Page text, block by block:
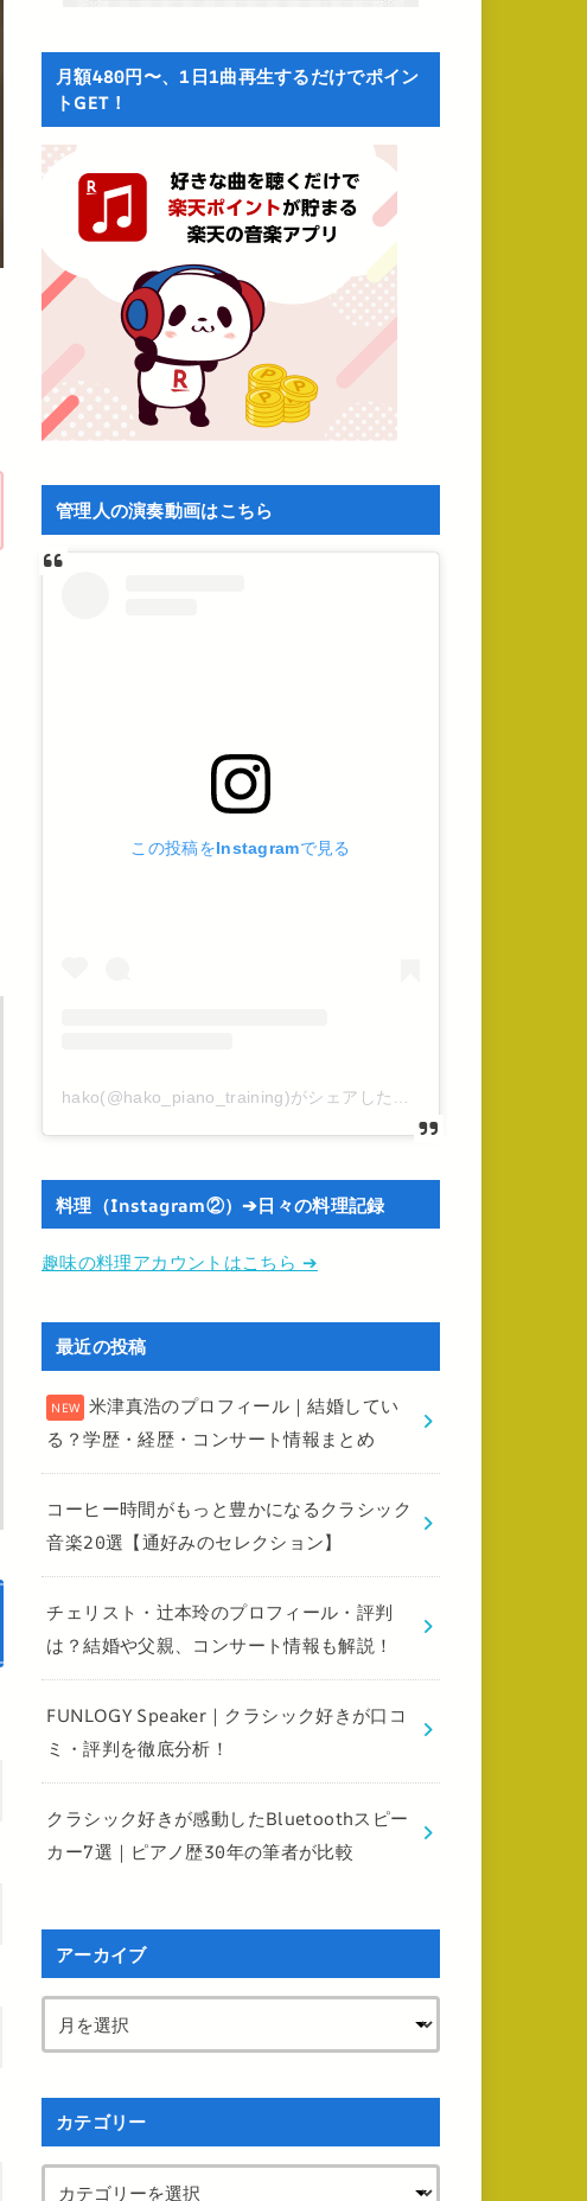
月額480円〜、1日1曲再生するだけでポイン
トGET！
管理人の演奏動画はこちら
この投稿をInstagramで見る
hako(@hako_piano_training)がシェアした投稿
料理（Instagram②）➔日々の料理記録
趣味の料理アカウントはこちら ➔
最近の投稿
米津真浩のプロフィール｜結婚してい
る？学歴・経歴・コンサート情報まとめ
コーヒー時間がもっと豊かになるクラシック
音楽20選【通好みのセレクション】
チェリスト・辻本玲のプロフィール・評判
は？結婚や父親、コンサート情報も解説！
FUNLOGY Speaker｜クラシック好きが口コ
ミ・評判を徹底分析！
クラシック好きが感動したBluetoothスピー
カー7選｜ピアノ歴30年の筆者が比較
アーカイブ
カテゴリー